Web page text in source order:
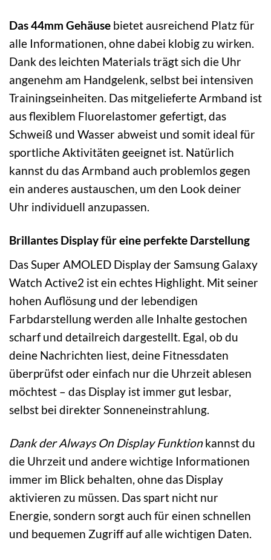
Das 44mm Gehäuse bietet ausreichend Platz für
alle Informationen, ohne dabei klobig zu wirken.
Dank des leichten Materials trägt sich die Uhr
angenehm am Handgelenk, selbst bei intensiven
Trainingseinheiten. Das mitgelieferte Armband ist
aus flexiblem Fluorelastomer gefertigt, das
Schweiß und Wasser abweist und somit ideal für
sportliche Aktivitäten geeignet ist. Natürlich
kannst du das Armband auch problemlos gegen
ein anderes austauschen, um den Look deiner
Uhr individuell anzupassen.
Brillantes Display für eine perfekte Darstellung
Das Super AMOLED Display der Samsung Galaxy
Watch Active2 ist ein echtes Highlight. Mit seiner
hohen Auflösung und der lebendigen
Farbdarstellung werden alle Inhalte gestochen
scharf und detailreich dargestellt. Egal, ob du
deine Nachrichten liest, deine Fitnessdaten
überprüfst oder einfach nur die Uhrzeit ablesen
möchtest – das Display ist immer gut lesbar,
selbst bei direkter Sonneneinstrahlung.
Dank der Always On Display Funktionkannst du
die Uhrzeit und andere wichtige Informationen
immer im Blick behalten, ohne das Display
aktivieren zu müssen. Das spart nicht nur
Energie, sondern sorgt auch für einen schnellen
und bequemen Zugriff auf alle wichtigen Daten.